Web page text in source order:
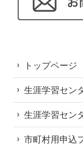
トップページ
生涯学習セン
生涯学習セン
市町村用申込